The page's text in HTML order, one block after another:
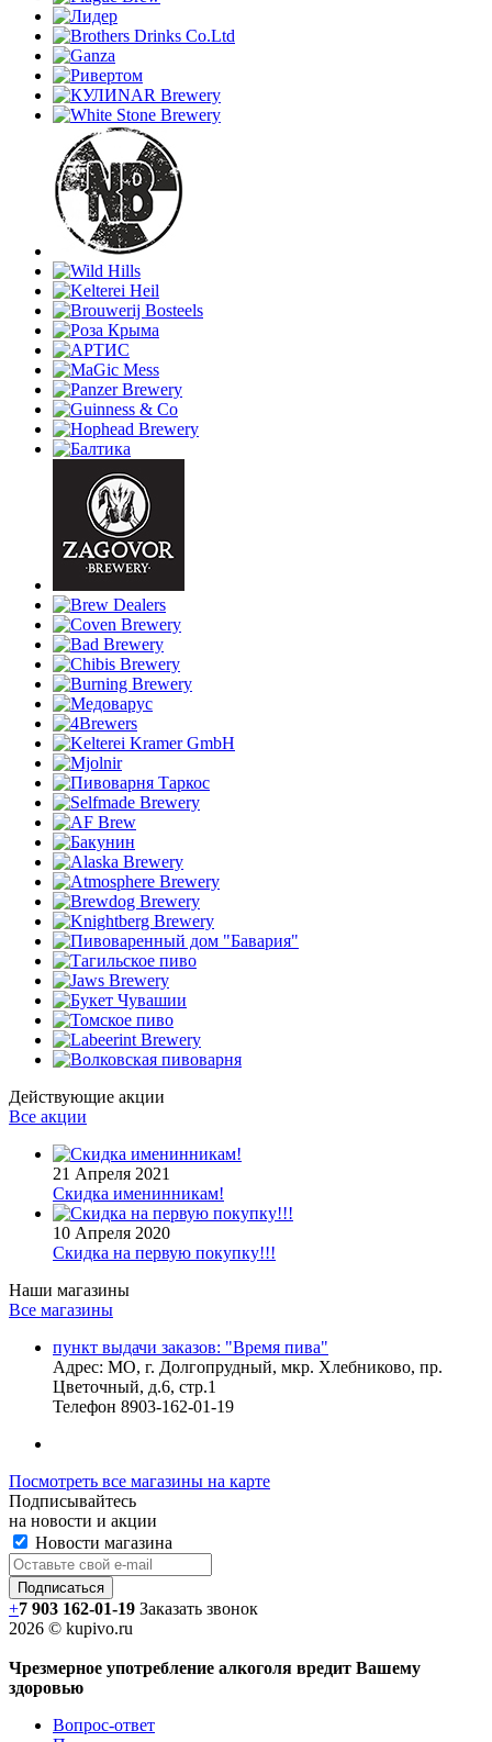
Действующие акции
Все акции
21 Апреля 2021
Скидка именинникам!
10 Апреля 2020
Скидка на первую покупку!!!
Наши магазины
Все магазины
пункт выдачи заказов: "Время пива"
Адрес: МО, г. Долгопрудный, мкр. Хлебниково, пр.
Цветочный, д.6, стр.1
Телефон 8903-162-01-19
Посмотреть все магазины на карте
Подписывайтесь
на новости и акции
Новости магазина
+7 903 162-01-19 Заказать звонок
2026 © kupivo.ru
Чрезмерное употребление алкоголя вредит Вашему
здоровью
Вопрос-ответ